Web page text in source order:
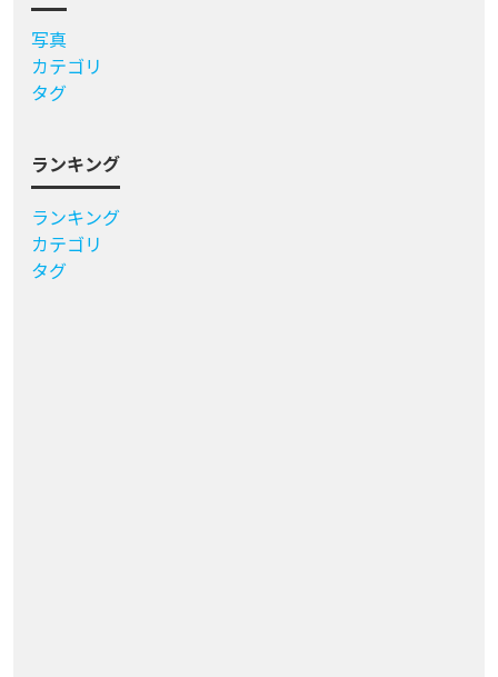
写真
カテゴリ
タグ
ランキング
ランキング
カテゴリ
タグ